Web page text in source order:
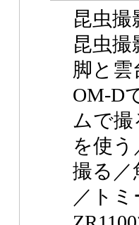
昆虫
昆虫
脚と雲
OM-D
ムで
を使
撮る／
／ト